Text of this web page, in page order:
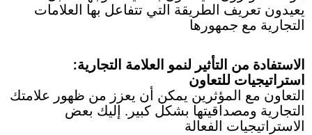
يعيدون تعريف الطريقة التي تتفاعل بها العلامات
التجارية مع جمهورها
الاستفادة من التأثير لنمو العلامة التجارية:
استراتيجيات للتعاون
التعاون مع المؤثرين يمكن أن يعزز من ظهور علامتك
التجارية ومصداقيتها بشكل كبير. إليك بعض
الاستراتيجيات الفعالة